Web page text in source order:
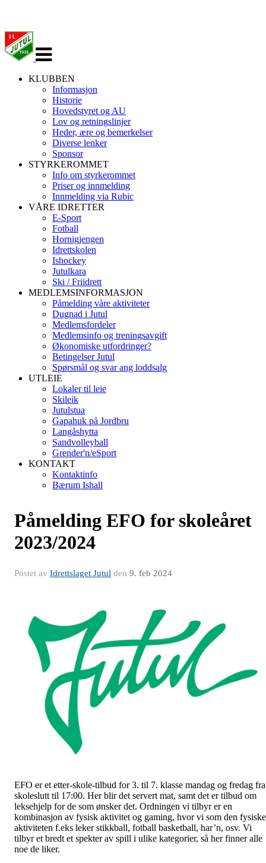
navigasjon
KLUBBEN
Informasjon
Historie
Hovedstyret og AU
Lov og retningslinjer
Heder, ære og bemerkelser
Diverse lenker
Sponsor
STYRKEROMMET
Info om styrkerommet
Priser og innmelding
Innmelding via Rubic
VÅRE IDRETTER
E-Sport
Fotball
Hornigjengen
Idrettskolen
Ishockey
Jutulkara
Ski / Friidrett
MEDLEMSINFORMASJON
Påmelding våre aktiviteter
Dugnad i Jutul
Medlemsfordeler
Medlemsinfo og treningsavgift
Økonomiske utfordringer?
Betingelser Jutul
Spørsmål og svar ang loddsalg
UTLEIE
Lokaler til leie
Skileik
Jutulstua
Gapahuk på Jordbru
Langåshytta
Sandvolleyball
Grender'n/eSport
KONTAKT
Kontaktinfo
Bærum Ishall
Påmelding EFO for skoleåret
2023/2024
Postet av Idrettslaget Jutul den 9. feb 2024
EFO er et etter-skole-tilbud for 3. til 7. klasse mandag og fredag fra
skoleslutt til 17:00. Her blir det servert mat, samt det er tilbud om
leksehjelp for de som ønsker det. Ordningen vi tilbyr er en
kombinasjon av fysisk aktivitet og gaming, hvor vi som den fysiske
aktiviteten f.eks leker stikkball, fotball basketball, har’n, osv. Vi
tilbyr et bredt et spekter av spill i ulike kategorier, så her finner alle
noe de liker.